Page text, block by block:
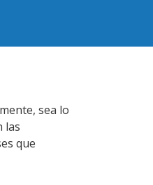
sea lo
las
que